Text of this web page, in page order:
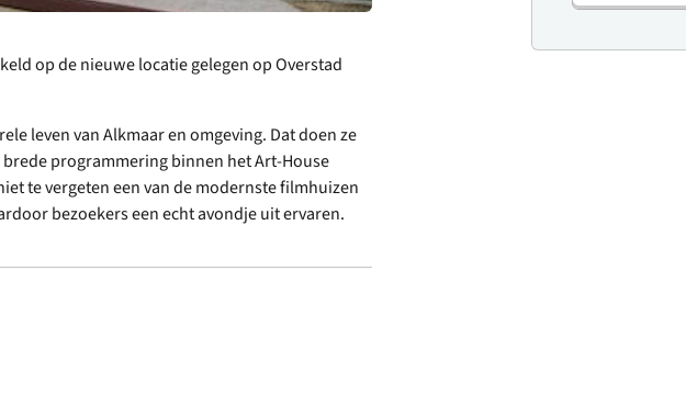
op de nieuwe locatie gelegen op Overstad
leven van Alkmaar en omgeving. Dat doen ze
programmering binnen het Art-House
te vergeten een van de modernste filmhuizen
bezoekers een echt avondje uit ervaren.